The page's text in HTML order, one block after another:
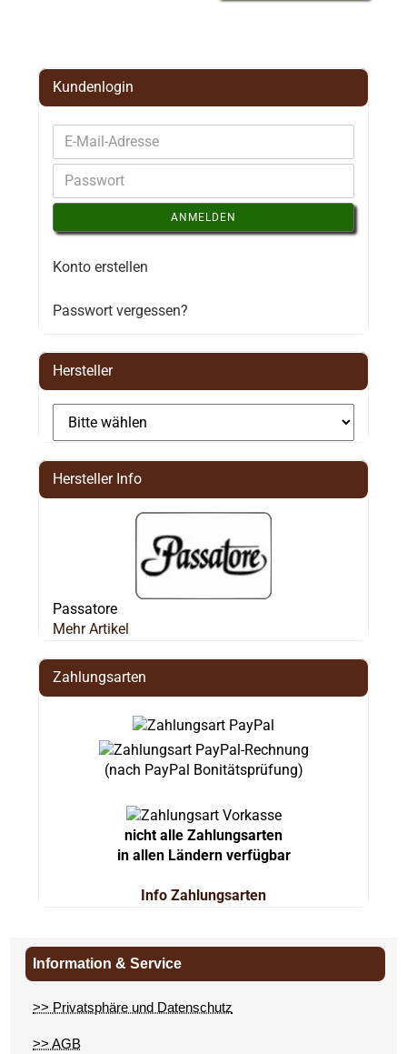
Kundenlogin
ANMELDEN
Konto erstellen
Passwort vergessen?
Hersteller
Hersteller Info
Passatore
Mehr Artikel
Zahlungsarten
(nach PayPal Bonitätsprüfung)
nicht alle Zahlungsarten
in allen Ländern verfügbar
Info Zahlungsarten
Information & Service
>> Privatsphäre und Datenschutz
>> AGB